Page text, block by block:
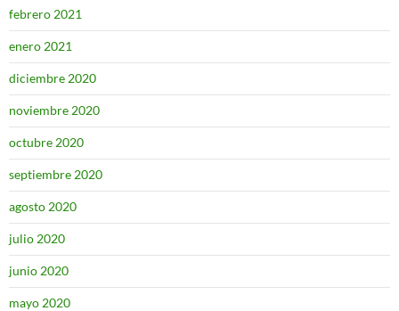
febrero 2021
enero 2021
diciembre 2020
noviembre 2020
octubre 2020
septiembre 2020
agosto 2020
julio 2020
junio 2020
mayo 2020